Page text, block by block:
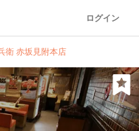
ログイン
衛 赤坂見附本店